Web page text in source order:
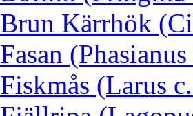
Brun Kärrhök
Fasan
Fiskmås (Larus